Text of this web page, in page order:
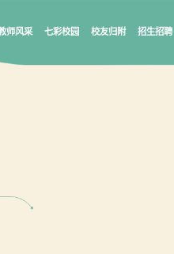
师风采 七彩校园 校友归附 招生招聘